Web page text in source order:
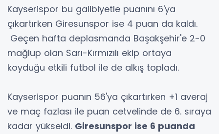
Kayserispor bu galibiyetle puanını 6'ya
çıkartırken Giresunspor ise 4 puan da kaldı.
Geçen hafta deplasmanda Başakşehir'e 2-0
mağlup olan Sarı-Kırmızılı ekip ortaya
koyduğu etkili futbol ile de alkış topladı.
Kayserispor puanın 56'ya çıkartırken +1 averaj
ve maç fazlası ile puan cetvelinde de 6. sıraya
kadar yükseldi. Giresunspor ise 6 puanda